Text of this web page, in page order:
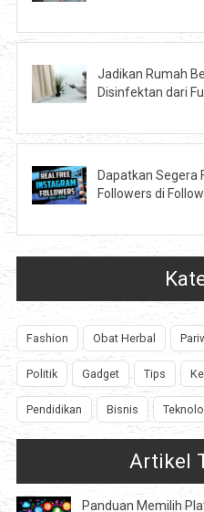
Jadikan Rumah
Disinfektan dari
Dapatkan Segera
Followers di
Fashion Obat Herbal
Politik Gadget Tips
Pendidikan Bisnis
Artikel
Panduan Memilih